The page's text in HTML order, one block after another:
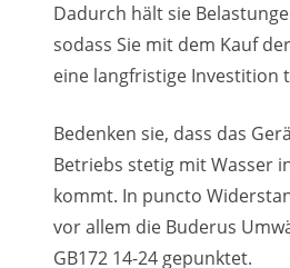
Dadurch hält sie
sodass Sie mit dem Kauf
eine langfristige Investition
Bedenken sie, dass das
Betriebs stetig mit Wasser
kommt. In puncto
vor allem die Buderus
GB172 14-24 gepunktet.